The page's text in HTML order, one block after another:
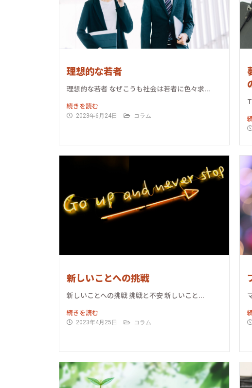
理想的な若者
理想的な若者 なぜこうも社会は若者に色々求...
続きを読む
2023年6月24日 コラム
新しいことへの挑戦
新しいことへの挑戦 挑戦と不安 新しいこと...
続きを読む
2023年4月25日 コラム